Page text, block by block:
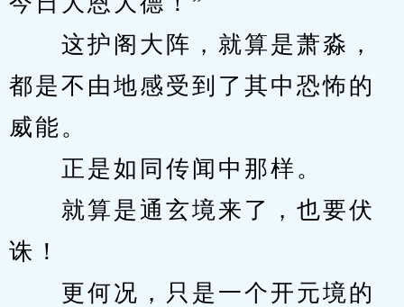
这护阁大阵，就算是萧淼，
都是不由地感受到了其中恐怖的
威能。
正是如同传闻中那样。
就算是通玄境来了，也要伏
诛！
更何况，只是一个开元境的